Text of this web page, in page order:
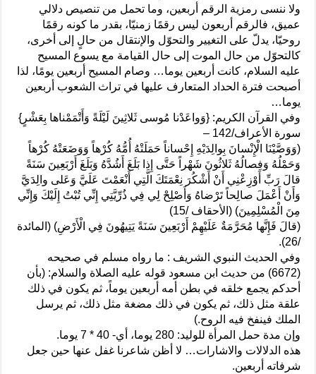
ولا ننسى رمزية الرقم أربعين، وما تحمل من تنصيص دلالي
عميق، فالرقم أربعون ليس رقمًا زمنيّا، بقدر ما كونه رقمًا
روحيّا، يدلّ على التغيير والتحوّل والإنتقال من حالٍ إلى أخرى،
كالتحوّل من حال الموت إلى حال القيامة مع يسوع المسيح
عليه السلام، كانت أربعين يوما… وصام المسيح أربعين يومًا، لذا
أصبحت فترة الحداد المتعارف عليها في تراث الشعوب أربعين
يوما…
وفي القرآن الكريم: {وَواعَدْنا مُوسى ثَلاثِينَ لَيْلَةً وَأَتْمَمْناها بِعَشْرٍ}
سورة الأعراف/142 –
(وَوَصَّيْنَا الْإِنْسانَ بِوالِدَيْهِ إِحْساناً حَمَلَتْهُ أُمُّهُ كُرْهاً وَوَضَعَتْهُ كُرْهاً
وَحَمْلُهُ وَفِصالُهُ ثَلاثُونَ شَهْراً حَتَّى إِذا بَلَغَ أَشُدَّهُ وَبَلَغَ أَرْبَعِينَ سَنَةً
قالَ رَبِّ أَوْزِعْنِي أَنْ أَشْكُرَ نِعْمَتَكَ الَّتِي أَنْعَمْتَ عَلَيَّ وَعَلى والِدَيَّ
وَأَنْ أَعْمَلَ صالِحاً تَرْضاهُ وَأَصْلِحْ لِي فِي ذُرِّيَّتِي إِنِّي تُبْتُ إِلَيْكَ وَإِنِّي
مِنَ الْمُسْلِمِينَ) (الأحقاف /15)
(قالَ فَإِنَّها مُحَرَّمَةٌ عَلَيْهِمْ أَرْبَعِينَ سَنَةً يَتِيهُونَ فِي الْأَرْضِ) (المائدة
/26).
وفي الحديث النبوي الشريف : ما رواه مسلم في صحيحه
(6672) من حديث ابن مسعود قوله عليه الصلاة والسلام: (بأن
أحدكم يجمع خلقه في بطن أمه أربعين يوماً، ثم يكون في ذلك
علقة مثل ذلك، ثم يكون في ذلك مضغة مثل ذلك، ثم يرسل
الملك فينفخ فيه الروح.)
وإن مدة حمل المرأة للوليد: 280 يوما، أي- 40 * 7 يوما.
هذه الدلالات والاشارات… لا أظن شاعرنا غفل عنها حين جعل
شرفاته أربعين.